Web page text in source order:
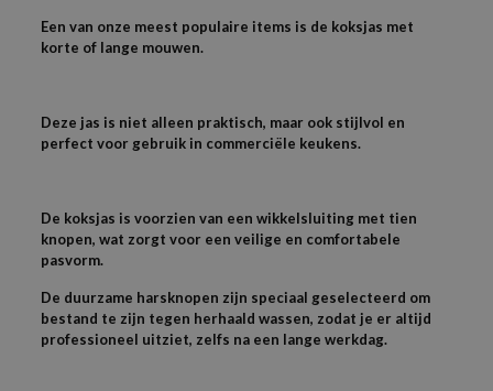
Een van onze meest populaire items is de koksjas met
korte of lange mouwen.
Deze jas is niet alleen praktisch, maar ook stijlvol en
perfect voor gebruik in commerciële keukens.
De koksjas is voorzien van een wikkelsluiting met tien
knopen, wat zorgt voor een veilige en comfortabele
pasvorm.
De duurzame harsknopen zijn speciaal geselecteerd om
bestand te zijn tegen herhaald wassen, zodat je er altijd
professioneel uitziet, zelfs na een lange werkdag.